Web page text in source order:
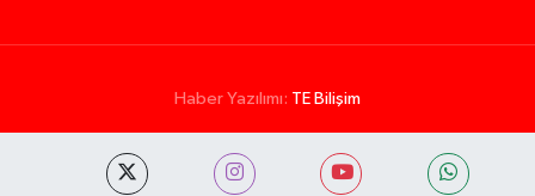
Haber Yazılımı: TE Bilişim